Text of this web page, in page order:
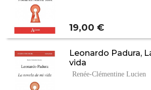
Prix
19,00 €
Leonardo Padura,
vida
Renée-Clémentine Lucien